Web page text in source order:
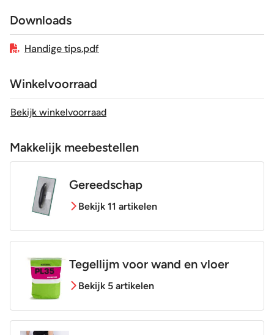
Geschikt voor vloerverwarming
Downloads
Handige tips.pdf
Winkelvoorraad
Bekijk winkelvoorraad
Makkelijk meebestellen
Gereedschap
Bekijk 11 artikelen
Tegellijm voor wand en vloer
Bekijk 5 artikelen